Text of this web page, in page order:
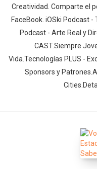
Creatividad. Comparte el
FaceBook. iOSki Podcast
Podcast - Arte Real y
CAST.Siempre
Vida.Tecnologías PLUS -
Sponsors y